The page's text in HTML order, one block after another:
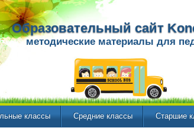
Образовательный сайт
методические материалы для
классы Средние классы Старшие